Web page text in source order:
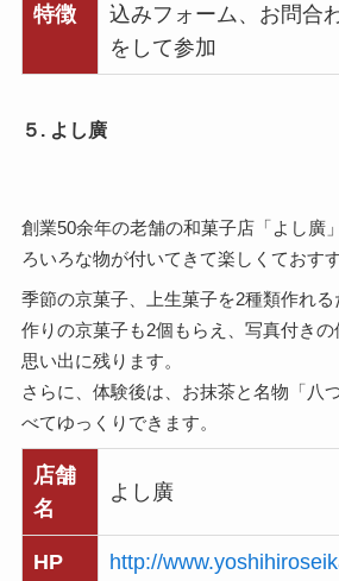
特徴
込みフォーム、お問合
をして参加
５. よし廣
創業50余年の老舗の和菓子店「よし廣
ろいろな物が付いてきて楽しくておす
季節の京菓子、上生菓子を2種類作れ
作りの京菓子も2個もらえ、写真付き
思い出に残ります。
さらに、体験後は、お抹茶と名物「八
べてゆっくりできます。
店舗
名
よし廣
HP http://